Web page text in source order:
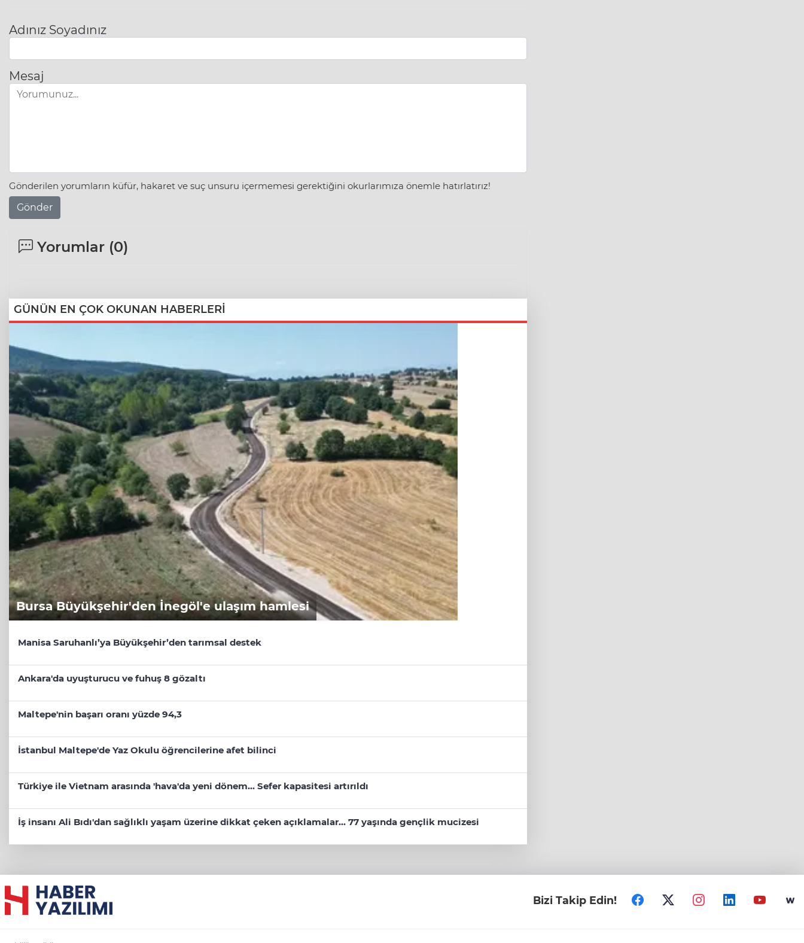
Adınız Soyadınız
Mesaj
Gönderilen yorumların küfür, hakaret ve suç unsuru içermemesi gerektiğini okurlarımıza önemle hatırlatırız!
Gönder
Yorumlar (0)
GÜNÜN EN ÇOK OKUNAN HABERLERİ
Bursa Büyükşehir'den İnegöl'e ulaşım hamlesi
Manisa Saruhanlı’ya Büyükşehir’den tarımsal destek
Ankara'da uyuşturucu ve fuhuş 8 gözaltı
Maltepe'nin başarı oranı yüzde 94,3
İstanbul Maltepe'de Yaz Okulu öğrencilerine afet bilinci
Türkiye ile Vietnam arasında 'hava'da yeni dönem... Sefer kapasitesi artırıldı
İş insanı Ali Bıdı'dan sağlıklı yaşam üzerine dikkat çeken açıklamalar... 77 yaşında gençlik mucizesi
Bizi Takip Edin!